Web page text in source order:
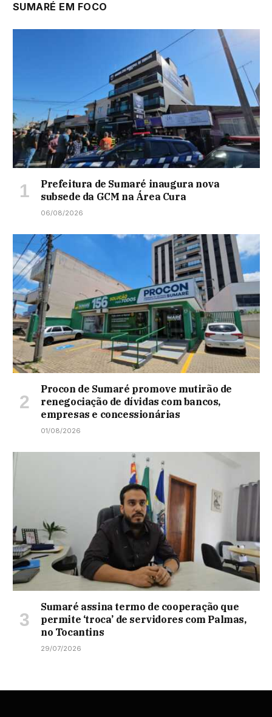
SUMARÉ EM FOCO
Prefeitura de Sumaré inaugura nova
subsede da GCM na Área Cura
06/08/2026
Procon de Sumaré promove mutirão de
renegociação de dívidas com bancos,
empresas e concessionárias
01/08/2026
Sumaré assina termo de cooperação que
permite ‘troca’ de servidores com Palmas,
no Tocantins
29/07/2026